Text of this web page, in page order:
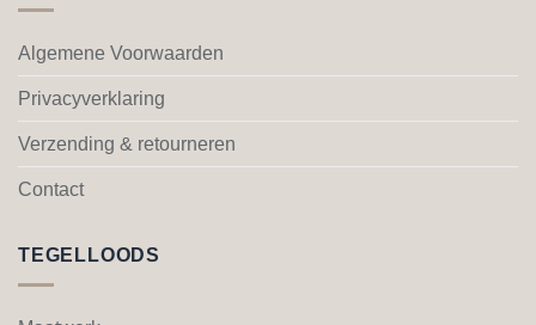
Algemene Voorwaarden
Privacyverklaring
Verzending & retourneren
Contact
TEGELLOODS